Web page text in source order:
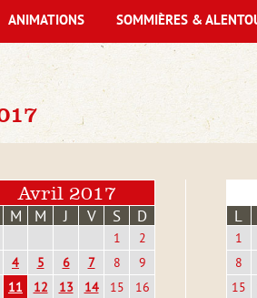
Avril 2017
M M J V S D
1
2
4 5 6 7 8
9
11 12 13 14 15
16
L
1
8
15
ANIMATIONS SOMMIÈRES &